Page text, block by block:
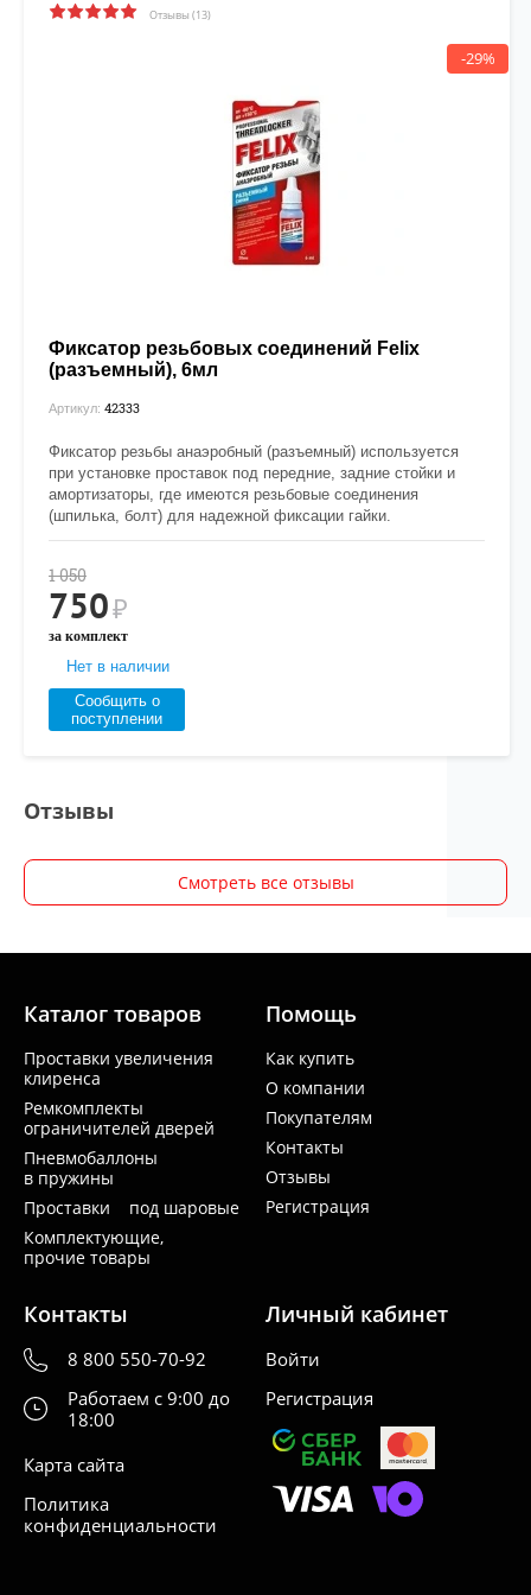
Отзывы (13)
-29%
Фиксатор резьбовых соединений Felix
(разъемный), 6мл
Артикул: 42333
Фиксатор резьбы анаэробный (разъемный) используется
при установке проставок под передние, задние стойки и
амортизаторы, где имеются резьбовые соединения
(шпилька, болт) для надежной фиксации гайки.
1 050
750₽
за комплект
Нет в наличии
Сообщить о
поступлении
Отзывы
Смотреть все отзывы
Каталог товаров
Проставки увеличения
клиренса
Ремкомплекты
ограничителей дверей
Пневмобаллоны
в пружины
Проставки под шаровые
Комплектующие,
прочие товары
Помощь
Как купить
О компании
Покупателям
Контакты
Отзывы
Регистрация
Контакты
8 800 550-70-92
Работаем с 9:00 до
18:00
Карта сайта
Политика
конфиденциальности
Личный кабинет
Войти
Регистрация